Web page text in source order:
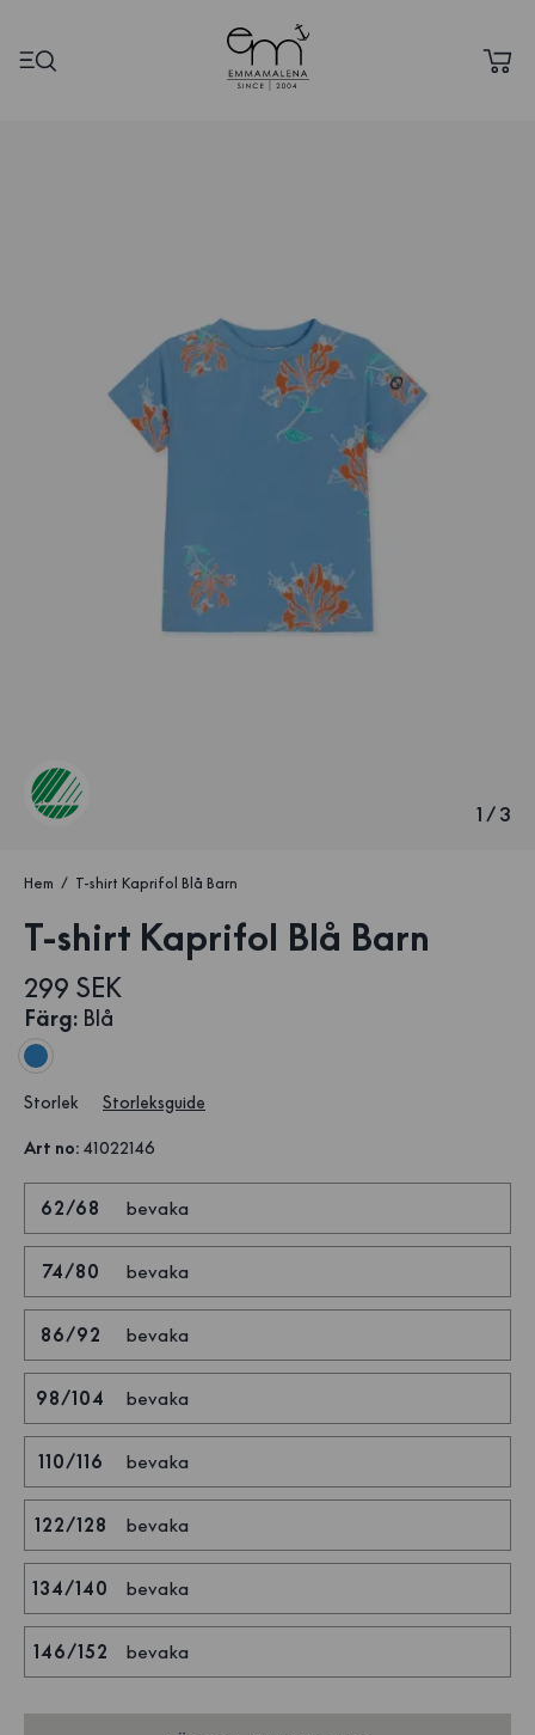
1 / 3
Hem T-shirt Kaprifol Blå Barn
T-shirt Kaprifol Blå Barn
299 SEK
Färg: Blå
Storlek Storleksguide
Art no: 41022146
62/68 bevaka
74/80 bevaka
86/92 bevaka
98/104 bevaka
110/116 bevaka
122/128 bevaka
134/140 bevaka
146/152 bevaka